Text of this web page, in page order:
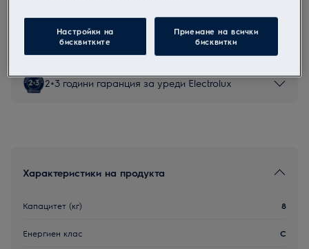
Продуктов информационен лист
2+3 години гаранция за уреди Electrolux
Характеристики на продукта
Капацитет (кг) 8
Енергиен клас C
Настройки на
бисквитките
Приемане на всички
бисквитки